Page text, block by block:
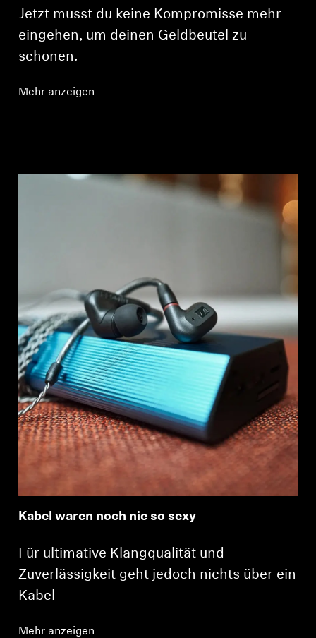
Jetzt musst du keine Kompromisse mehr
eingehen, um deinen Geldbeutel zu
schonen.
Mehr anzeigen
Kabel waren noch nie so sexy
Für ultimative Klangqualität und
Zuverlässigkeit geht jedoch nichts über ein
Kabel
Mehr anzeigen